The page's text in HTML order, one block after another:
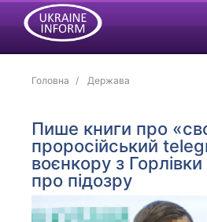
Головна Держава
Пише книги про
проросійський
воєнкору з
про підозру